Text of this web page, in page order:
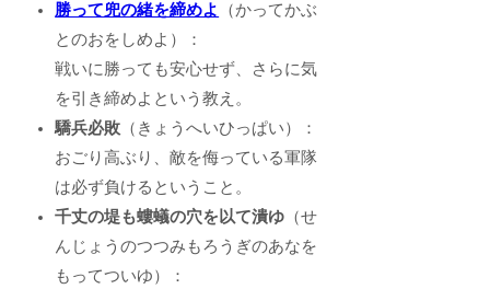
勝って兜の緒を締めよ
（かってかぶ
とのおをしめよ）：
戦いに勝っても安心せず、さらに気
を引き締めよという教え。
驕兵必敗 （きょうへいひっぱい）：
おごり高ぶり、敵を侮っている軍隊
は必ず負けるということ。
千丈の堤も螻蟻の穴を以て潰ゆ （せ
んじょうのつつみもろうぎのあなを
もってついゆ）：